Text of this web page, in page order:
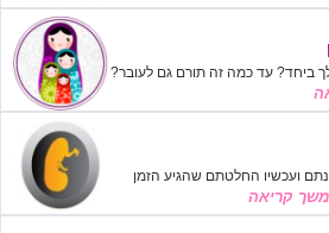
ביחד? עד כמה זה תורם גם לעובר?
ועכשיו החלטתם שהגיע הזמן
קריאה